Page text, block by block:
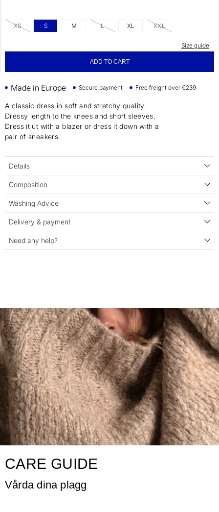
XS S M L XL XXL
Size guide
ADD TO CART
Made in Europe Secure payment Free freight over €239
A classic dress in soft and stretchy quality.
Dressy length to the knees and short sleeves.
Dress it ut with a blazer or dress it down with a
pair of sneakers.
Details
Composition
Washing Advice
Delivery & payment
Need any help?
CARE GUIDE
Vårda dina plagg